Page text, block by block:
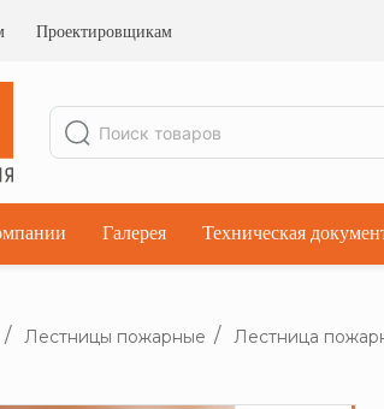
Проектировщикам
Галерея Техническая
Лестницы пожарные
Лестница